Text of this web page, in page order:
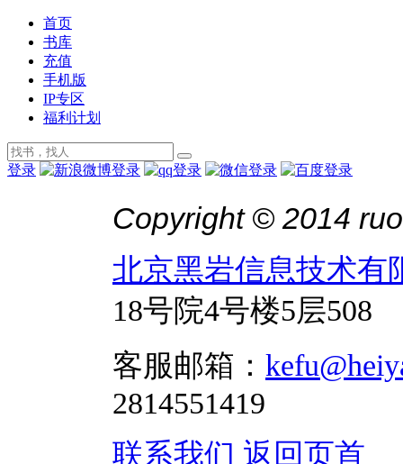
首页
书库
充值
手机版
IP专区
福利计划
登录
Copyright © 2014
北京黑岩信息技术有
18号院4号楼5层508
客服邮箱：
2814551419
联系我们 返回页首